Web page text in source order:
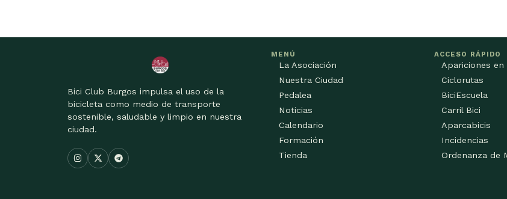
Bici Club Burgos impulsa el uso de la
bicicleta como medio de transporte
sostenible, saludable y limpio en nuestra
ciudad.
MENÚ
La Asociación
Nuestra Ciudad
Pedalea
Noticias
Calendario
Formación
Tienda
ACCESO RÁPIDO
Apariciones en
Ciclorutas
BiciEscuela
Carril Bici
Aparcabicis
Incidencias
Ordenanza de